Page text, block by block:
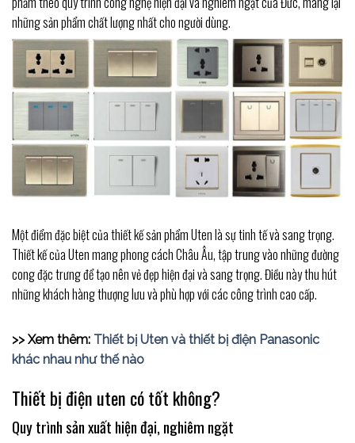
những sản phẩm chất lượng nhất cho người dùng.
Một điểm đặc biệt của thiết kế sản phẩm Uten là sự tinh tế và sang trọng.
Thiết kế của Uten mang phong cách Châu Âu, tập trung vào những đường
cong đặc trưng để tạo nên vẻ đẹp hiện đại và sang trọng. Điều này thu hút
những khách hàng thượng lưu và phù hợp với các công trình cao cấp.
>> Xem thêm: Thiết bị Uten và thiết bị điện Panasonic
khác nhau như thế nào
Thiết bị điện uten có tốt không?
Quy trình sản xuất hiện đại, nghiêm ngặt